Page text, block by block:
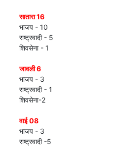
सातारा 16
भाजप - 10
राष्ट्रवादी - 5
शिवसेना - 1
जावली 6
भाजप - 3
राष्ट्रवादी - 1
शिवसेना-2
वाई 08
भाजप - 3
राष्ट्रवादी -5